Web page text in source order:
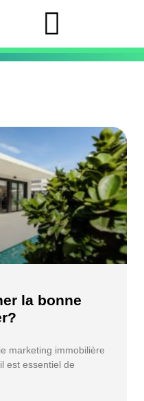
la bonne
marketing immobilière
est essentiel de